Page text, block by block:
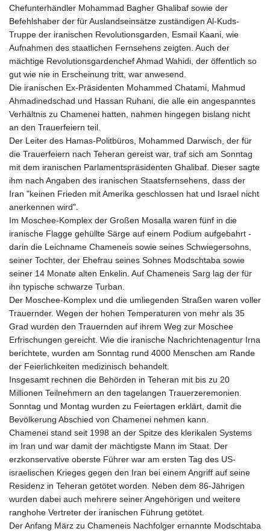
Chefunterhändler Mohammad Bagher Ghalibaf sowie der
Befehlshaber der für Auslandseinsätze zuständigen Al-Kuds-
Truppe der iranischen Revolutionsgarden, Esmail Kaani, wie
Aufnahmen des staatlichen Fernsehens zeigten. Auch der
mächtige Revolutionsgardenchef Ahmad Wahidi, der öffentlich so
gut wie nie in Erscheinung tritt, war anwesend.
Die iranischen Ex-Präsidenten Mohammed Chatami, Mahmud
Ahmadinedschad und Hassan Ruhani, die alle ein angespanntes
Verhältnis zu Chamenei hatten, nahmen hingegen bislang nicht
an den Trauerfeiern teil.
Der Leiter des Hamas-Politbüros, Mohammed Darwisch, der für
die Trauerfeiern nach Teheran gereist war, traf sich am Sonntag
mit dem iranischen Parlamentspräsidenten Ghalibaf. Dieser sagte
ihm nach Angaben des iranischen Staatsfernsehens, dass der
Iran "keinen Frieden mit Amerika geschlossen hat und Israel nicht
anerkennen wird".
Im Moschee-Komplex der Großen Mosalla waren fünf in die
iranische Flagge gehüllte Särge auf einem Podium aufgebahrt -
darin die Leichname Chameneis sowie seines Schwiegersohns,
seiner Tochter, der Ehefrau seines Sohnes Modschtaba sowie
seiner 14 Monate alten Enkelin. Auf Chameneis Sarg lag der für
ihn typische schwarze Turban.
Der Moschee-Komplex und die umliegenden Straßen waren voller
Trauernder. Wegen der hohen Temperaturen von mehr als 35
Grad wurden den Trauernden auf ihrem Weg zur Moschee
Erfrischungen gereicht. Wie die iranische Nachrichtenagentur Irna
berichtete, wurden am Sonntag rund 4000 Menschen am Rande
der Feierlichkeiten medizinisch behandelt.
Insgesamt rechnen die Behörden in Teheran mit bis zu 20
Millionen Teilnehmern an den tagelangen Trauerzeremonien.
Sonntag und Montag wurden zu Feiertagen erklärt, damit die
Bevölkerung Abschied von Chamenei nehmen kann.
Chamenei stand seit 1998 an der Spitze des klerikalen Systems
im Iran und war damit der mächtigste Mann im Staat. Der
erzkonservative oberste Führer war am ersten Tag des US-
israelischen Krieges gegen den Iran bei einem Angriff auf seine
Residenz in Teheran getötet worden. Neben dem 86-Jährigen
wurden dabei auch mehrere seiner Angehörigen und weitere
ranghohe Vertreter der iranischen Führung getötet.
Der Anfang März zu Chameneis Nachfolger ernannte Modschtaba